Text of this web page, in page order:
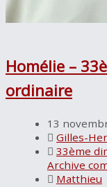
Homélie –
ordinaire
13
Gilles-
33ème
Archive
Matthieu